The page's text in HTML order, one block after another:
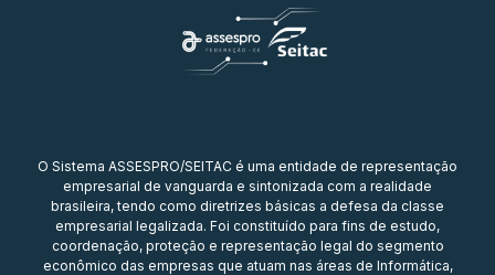
O Sistema ASSESPRO/SEITAC é uma entidade de representação
empresarial de vanguarda e sintonizada com a realidade
brasileira, tendo como diretrizes básicas a defesa da classe
empresarial legalizada. Foi constituído para fins de estudo,
coordenação, proteção e representação legal do segmento
econômico das empresas que atuam nas áreas de Informática,